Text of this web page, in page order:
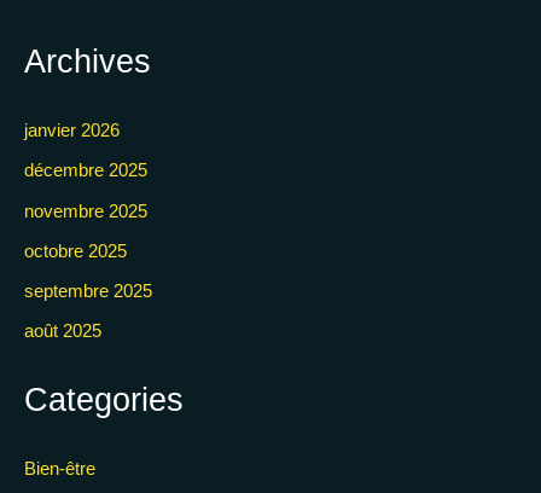
Archives
janvier 2026
décembre 2025
novembre 2025
octobre 2025
septembre 2025
août 2025
Categories
Bien-être